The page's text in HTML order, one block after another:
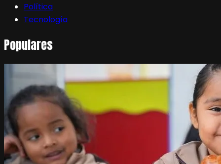
Política
Tecnología
Populares